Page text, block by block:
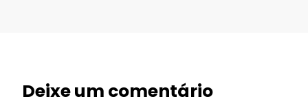
Deixe um comentário